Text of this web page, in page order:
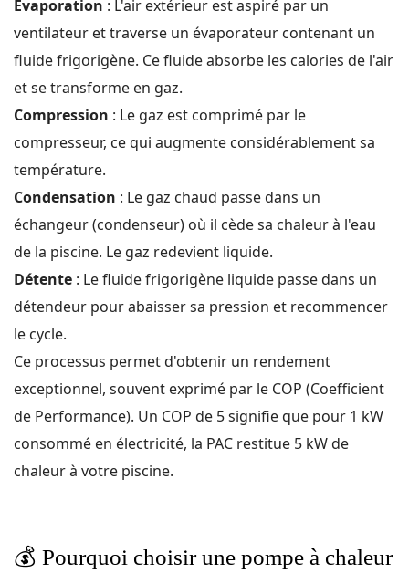
Évaporation : L'air extérieur est aspiré par un
ventilateur et traverse un évaporateur contenant un
fluide frigorigène. Ce fluide absorbe les calories de l'air
et se transforme en gaz.
Compression : Le gaz est comprimé par le
compresseur, ce qui augmente considérablement sa
température.
Condensation : Le gaz chaud passe dans un
échangeur (condenseur) où il cède sa chaleur à l'eau
de la piscine. Le gaz redevient liquide.
Détente : Le fluide frigorigène liquide passe dans un
détendeur pour abaisser sa pression et recommencer
le cycle.
Ce processus permet d'obtenir un rendement
exceptionnel, souvent exprimé par le COP (Coefficient
de Performance). Un COP de 5 signifie que pour 1 kW
consommé en électricité, la PAC restitue 5 kW de
chaleur à votre piscine.
💰 Pourquoi choisir une pompe à chaleur